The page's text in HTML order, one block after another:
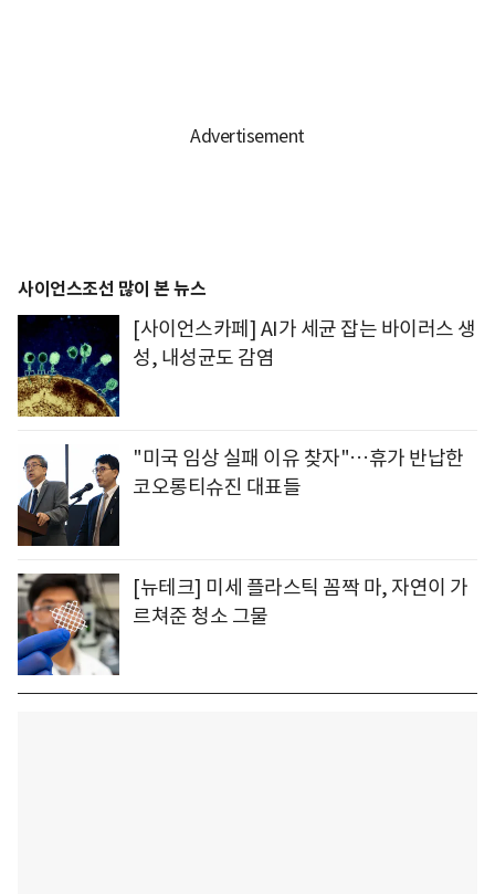
사이언스조선 많이 본 뉴스
[사이언스카페] AI가 세균 잡는 바이러스 생
성, 내성균도 감염
"미국 임상 실패 이유 찾자"…휴가 반납한
코오롱티슈진 대표들
[뉴테크] 미세 플라스틱 꼼짝 마, 자연이 가
르쳐준 청소 그물